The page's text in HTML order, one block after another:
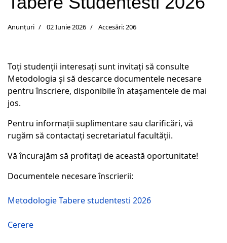
Anunțuri 02 Iunie 2026 Accesări: 206
Toți studenții interesați sunt invitați să consulte
Metodologia și să descarce documentele necesare
pentru înscriere, disponibile în atașamentele de mai
jos.
Pentru informații suplimentare sau clarificări, vă
rugăm să contactați secretariatul facultății.
Vă încurajăm să profitați de această oportunitate!
Documentele necesare înscrierii:
Metodologie Tabere studentesti 2026
Cerere